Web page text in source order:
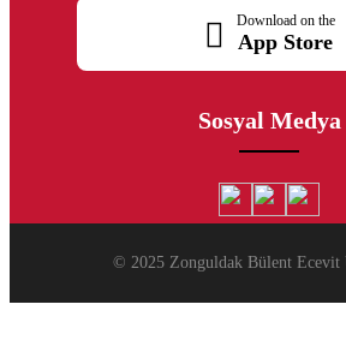
Download on the
App Store
Sosyal Medya
© 2025 Zonguldak Bülent Ecevit